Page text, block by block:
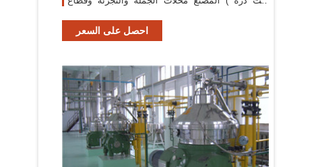
احصل على السعر